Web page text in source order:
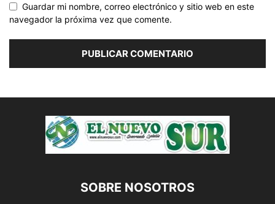
Guardar mi nombre, correo electrónico y sitio web en este
navegador la próxima vez que comente.
SOBRE NOSOTROS